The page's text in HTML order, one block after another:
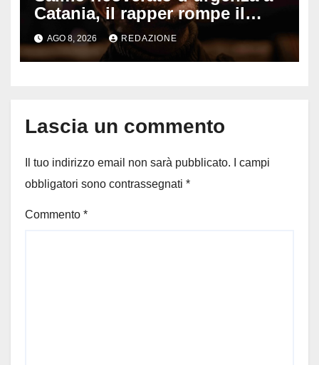
Catania, il rapper rompe il
silenzio dopo la notte in
ospedale: come sta e cosa
succede al tour
AGO 8, 2026 REDAZIONE
Lascia un commento
Il tuo indirizzo email non sarà pubblicato.
I campi
obbligatori sono contrassegnati *
Commento *